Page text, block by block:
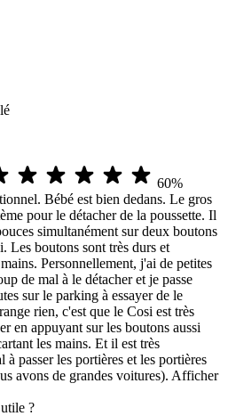
60%
Bébé est bien dedans. Le gros
pour le détacher de la poussette. Il
simultanément sur deux boutons
Les boutons sont très durs et
Personnellement, j'ai de petites
de mal à le détacher et je passe
sur le parking à essayer de le
rien, c'est que le Cosi est très
en appuyant sur les boutons aussi
les mains. Et il est très
passer les portières et les portières
avons de grandes voitures). Afficher
?